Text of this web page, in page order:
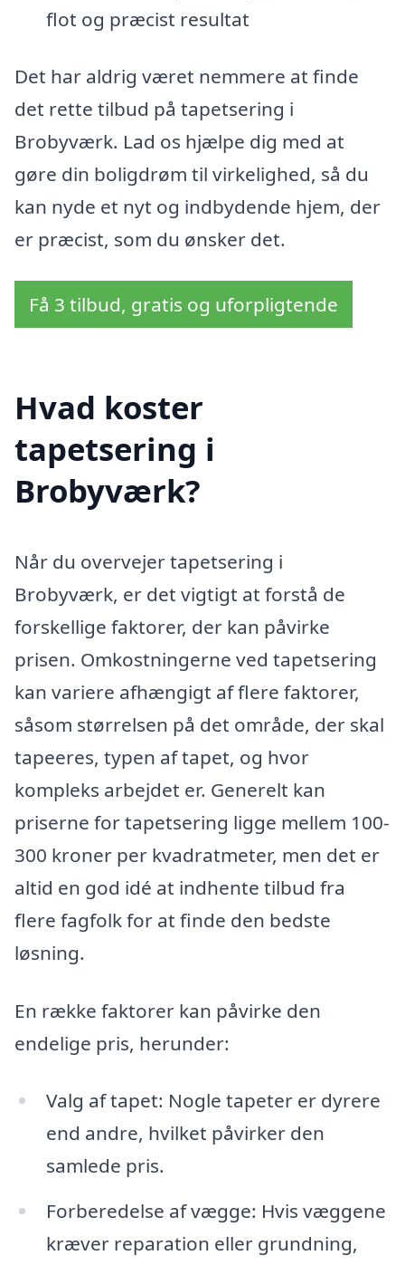
flot og præcist resultat
Det har aldrig været nemmere at finde
det rette tilbud på tapetsering i
Brobyværk. Lad os hjælpe dig med at
gøre din boligdrøm til virkelighed, så du
kan nyde et nyt og indbydende hjem, der
er præcist, som du ønsker det.
Få 3 tilbud, gratis og uforpligtende
Hvad koster
tapetsering i
Brobyværk?
Når du overvejer tapetsering i
Brobyværk, er det vigtigt at forstå de
forskellige faktorer, der kan påvirke
prisen. Omkostningerne ved tapetsering
kan variere afhængigt af flere faktorer,
såsom størrelsen på det område, der skal
tapeeres, typen af tapet, og hvor
kompleks arbejdet er. Generelt kan
priserne for tapetsering ligge mellem 100-
300 kroner per kvadratmeter, men det er
altid en god idé at indhente tilbud fra
flere fagfolk for at finde den bedste
løsning.
En række faktorer kan påvirke den
endelige pris, herunder:
Valg af tapet: Nogle tapeter er dyrere
end andre, hvilket påvirker den
samlede pris.
Forberedelse af vægge: Hvis væggene
kræver reparation eller grundning,